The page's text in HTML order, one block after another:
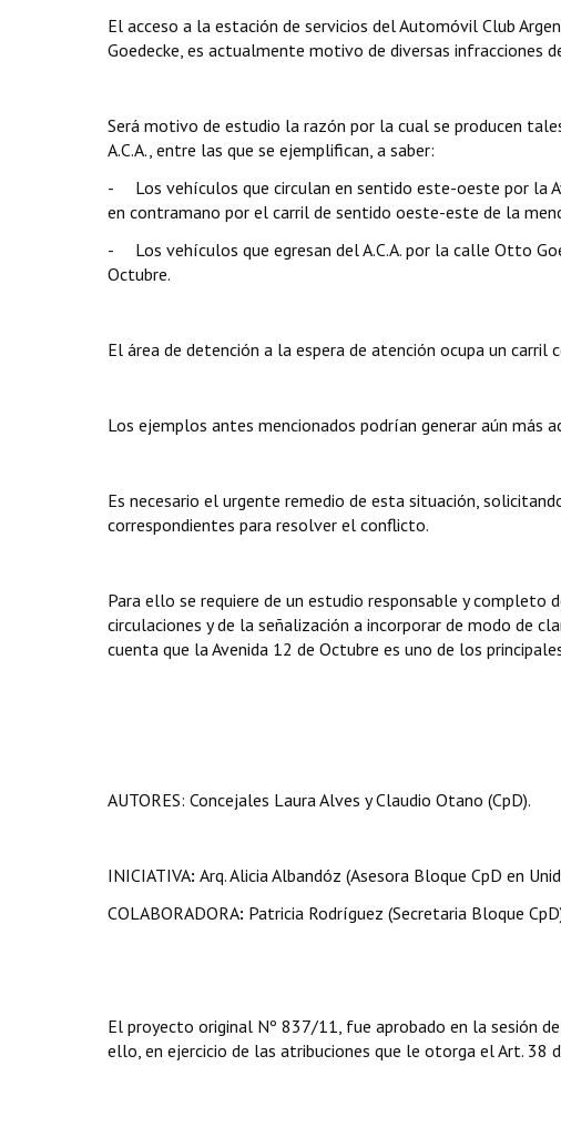
El acceso a la estación de servicios del Automóvil Club
Goedecke, es actualmente motivo de diversas infracciones
Será motivo de estudio la razón por la cual se producen
A.C.A., entre las que se ejemplifican, a saber:
- Los vehículos que circulan en sentido este-oeste por la
en contramano por el carril de sentido oeste-este de la
- Los vehículos que egresan del A.C.A. por la calle Otto
Octubre.
El área de detención a la espera de atención ocupa un
Los ejemplos antes mencionados podrían generar aún más
Es necesario el urgente remedio de esta situación,
correspondientes para resolver el conflicto.
Para ello se requiere de un estudio responsable y completo
circulaciones y de la señalización a incorporar de modo de
cuenta que la Avenida 12 de Octubre es uno de los
AUTORES: Concejales Laura Alves y Claudio Otano (CpD).
INICIATIVA: Arq. Alicia Albandóz (Asesora Bloque CpD en
COLABORADORA: Patricia Rodríguez (Secretaria Bloque
El proyecto original Nº 837/11, fue aprobado en la sesión
ello, en ejercicio de las atribuciones que le otorga el Art. 38